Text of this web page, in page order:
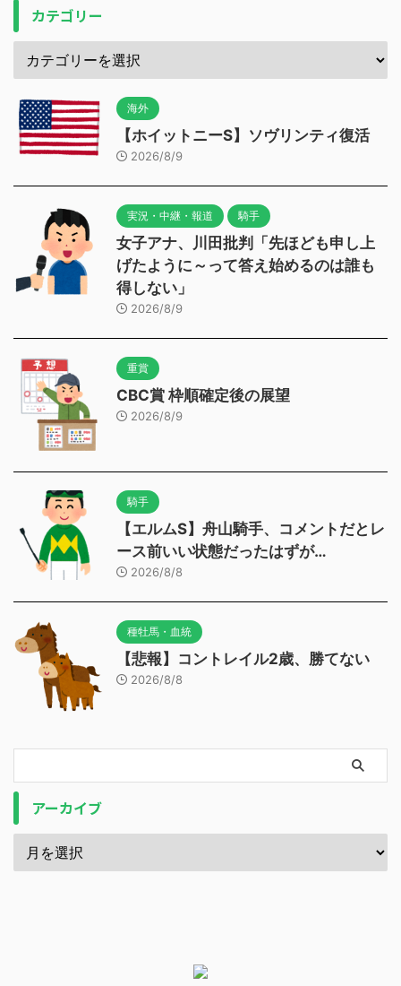
カテゴリー
海外
【ホイットニーS】ソヴリンティ復活
2026/8/9
実況・中継・報道 騎手
女子アナ、川田批判「先ほども申し上
げたように～って答え始めるのは誰も
得しない」
2026/8/9
重賞
CBC賞 枠順確定後の展望
2026/8/9
騎手
【エルムS】舟山騎手、コメントだとレ
ース前いい状態だったはずが…
2026/8/8
種牡馬・血統
【悲報】コントレイル2歳、勝てない
2026/8/8
アーカイブ